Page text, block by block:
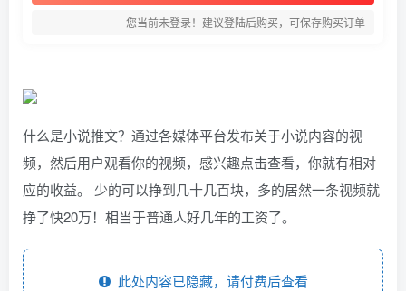
您当前未登录！建议登陆后购买，可保存购买订单
什么是小说推文？通过各媒体平台发布关于小说内容的视
频，然后用户观看你的视频，感兴趣点击查看，你就有相对
应的收益。 少的可以挣到几十几百块，多的居然一条视频就
挣了快20万！相当于普通人好几年的工资了。
此处内容已隐藏，请付费后查看